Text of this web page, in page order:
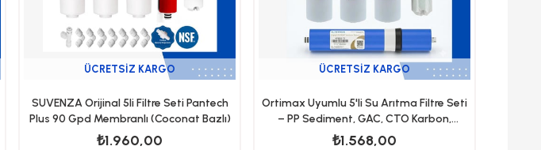
SUVENZA Orijinal 5li Filtre Seti Pantech
Plus 90 Gpd Membranlı (Coconat Bazlı)
₺1.960,00
ÜCRETSIZ KARGO
Ortimax Uyumlu 5'li Su Arıtma Filtre Seti
– PP Sediment, GAC, CTO Karbon,
Membran ve Post Karbon
₺1.568,00
ÜCRETSIZ KARGO